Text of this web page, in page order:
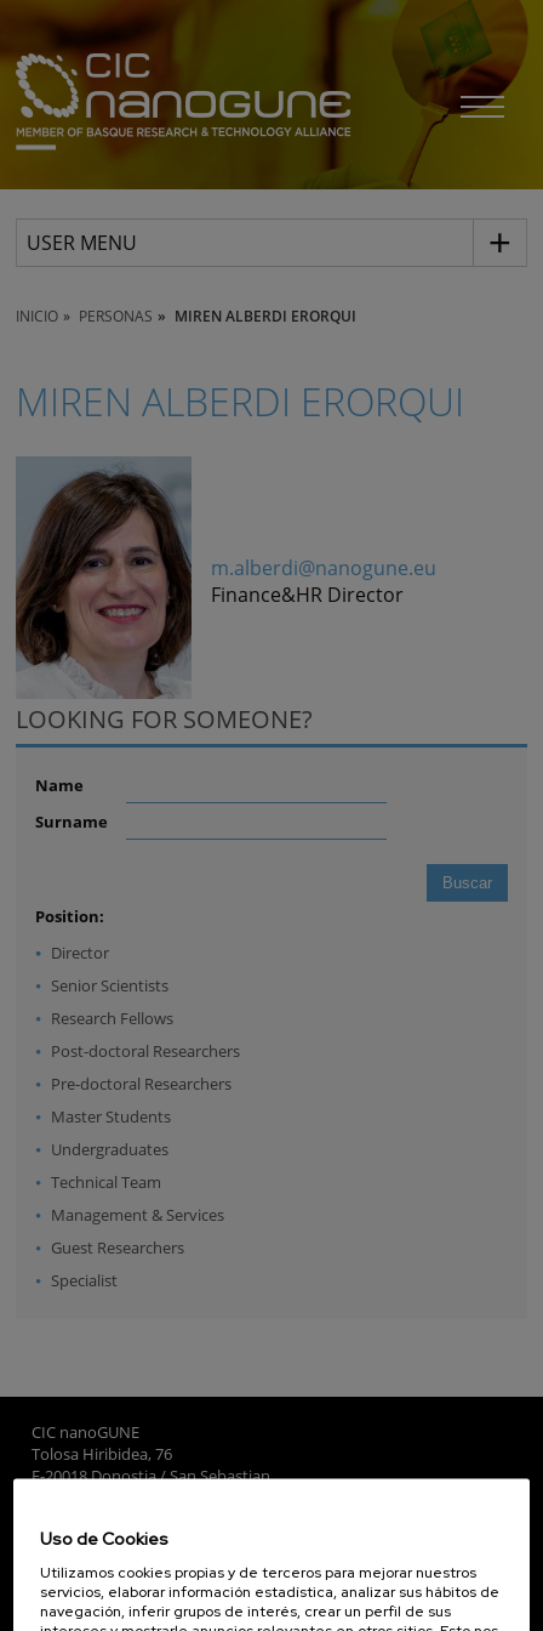
USER MENU
INICIO PERSONAS MIREN ALBERDI ERORQUI
MIREN ALBERDI ERORQUI
m.alberdi@nanogune.eu
Finance&HR Director
LOOKING FOR SOMEONE?
Name
Surname
Position:
Director
Senior Scientists
Research Fellows
Post-doctoral Researchers
Pre-doctoral Researchers
Master Students
Undergraduates
Technical Team
Management & Services
Guest Researchers
Specialist
CIC nanoGUNE
Tolosa Hiribidea, 76
E-20018 Donostia / San Sebastian
Subscribe to our Newsletter
nanoGUNE
Uso de Cookies
Utilizamos cookies propias y de terceros para mejorar nuestros
servicios, elaborar información estadística, analizar sus hábitos de
navegación, inferir grupos de interés, crear un perfil de sus